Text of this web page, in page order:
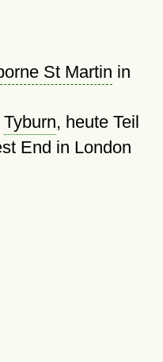
St Martin in
Tyburn, heute Teil
End in London